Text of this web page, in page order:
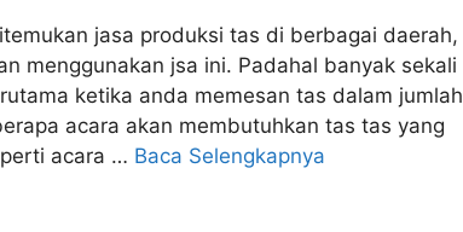
jasa produksi tas di berbagai daerah,
menggunakan jsa ini. Padahal banyak sekali
ketika anda memesan tas dalam jumlah
acara akan membutuhkan tas tas yang
acara … Baca Selengkapnya